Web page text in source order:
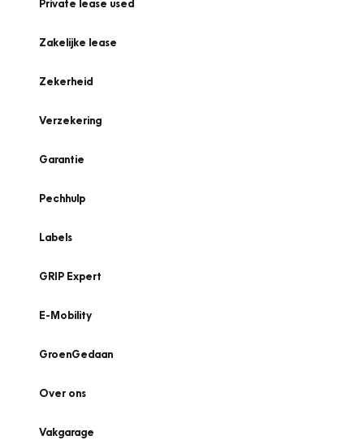
Private lease used
Zakelijke lease
Zekerheid
Verzekering
Garantie
Pechhulp
Labels
GRIP Expert
E-Mobility
GroenGedaan
Over ons
Vakgarage